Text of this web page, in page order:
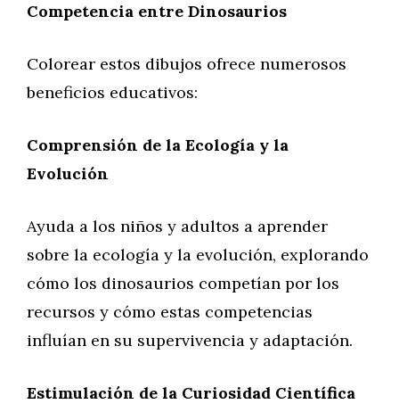
Competencia entre Dinosaurios
Colorear estos dibujos ofrece numerosos
beneficios educativos:
Comprensión de la Ecología y la
Evolución
Ayuda a los niños y adultos a aprender
sobre la ecología y la evolución, explorando
cómo los dinosaurios competían por los
recursos y cómo estas competencias
influían en su supervivencia y adaptación.
Estimulación de la Curiosidad Científica